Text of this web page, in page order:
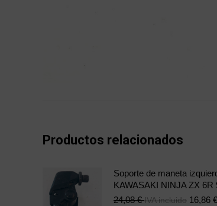
Productos relacionados
Soporte de maneta
KAWASAKI NINJA ZX 6R
24,08€ IVA incluido 16,86 €